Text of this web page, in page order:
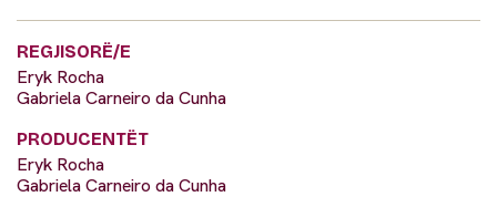
REGJISORË/E
Eryk Rocha
Gabriela Carneiro da Cunha
PRODUCENTËT
Eryk Rocha
Gabriela Carneiro da Cunha